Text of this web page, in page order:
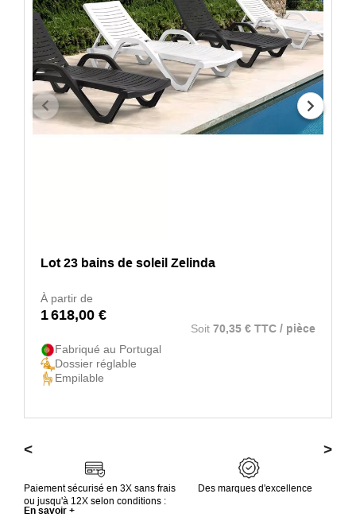
Lot 23 bains de soleil Zelinda
À partir de
1 618,00 €
Soit 70,35 € TTC / pièce
Fabriqué au Portugal
Dossier réglable
Empilable
< >
Paiement sécurisé en 3X sans frais
ou jusqu'à 12X selon conditions :
En savoir +
Des marques d'excellence